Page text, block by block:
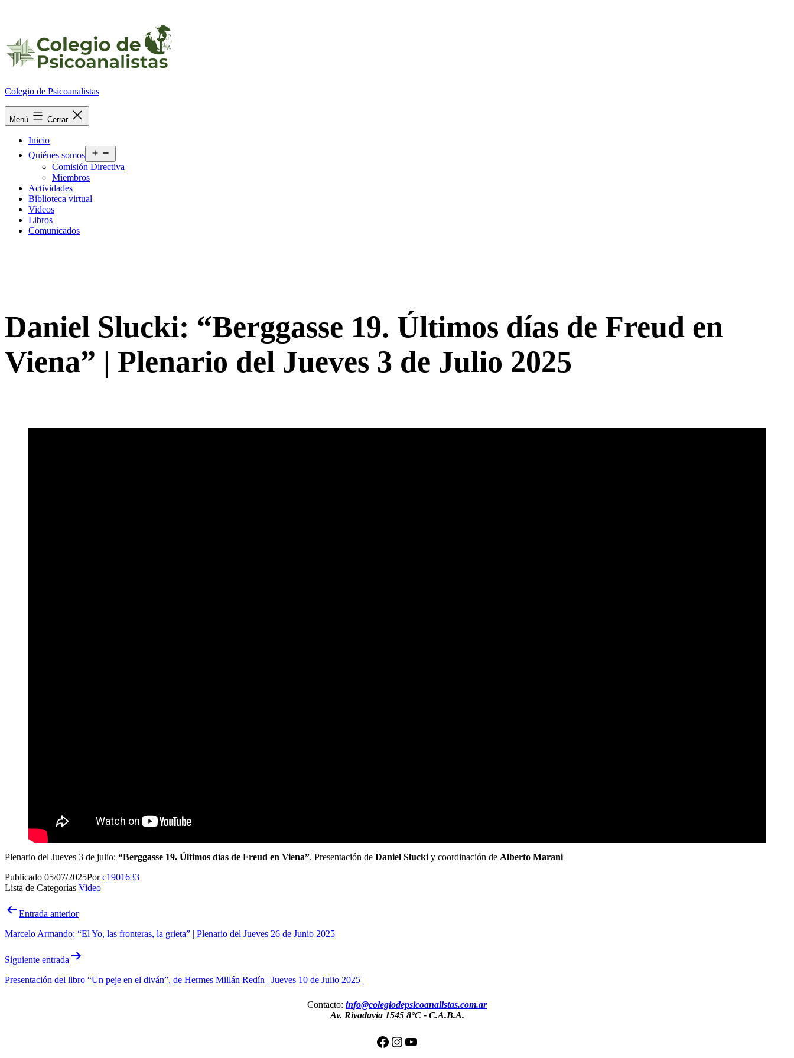
Colegio de Psicoanalistas
Menú Cerrar
Inicio
Quiénes somos
el
menú
Comisión Directiva
Miembros
Actividades
Biblioteca virtual
Videos
Libros
Comunicados
Daniel Slucki: “Berggasse 19. Últimos días de Freud en
Viena” | Plenario del Jueves 3 de Julio 2025
Plenario del Jueves 3 de julio: “Berggasse 19. Últimos días de Freud en Viena”. Presentación de Daniel Slucki y coordinación de Alberto Marani
Publicado 05/07/2025Porc1901633
Lista de Categorías Video
Navegación
entradas
Entrada anterior
Marcelo Armando: “El Yo, las fronteras, la grieta” | Plenario del Jueves 26 de Junio 2025
Siguiente entrada
Presentación del libro “Un peje en el diván”, de Hermes Millán Redín | Jueves 10 de Julio 2025
Contacto: info@colegiodepsicoanalistas.com.ar
Av. Rivadavia 1545 8°C - C.A.B.A.
Facebook
Instagram
YouTube